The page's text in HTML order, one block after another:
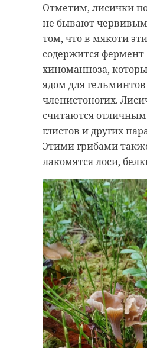
Отметим, лисички
не бывают
том, что в мякоти
содержится фермент
хиноманноза,
ядом для
членистоногих.
считаются отличным
глистов и других
Этими грибами
лакомятся лоси,
Три активиста из
Ленобласти стали
победителями
конку ...
05 декабря 2020, 20:53